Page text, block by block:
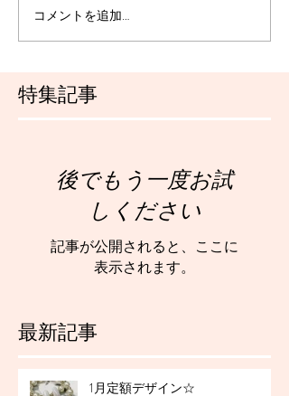
特集記事
最新記事
コメントを追加…
後でもう一度お試
しください
記事が公開されると、ここに
表示されます。
1月定額デザイン☆